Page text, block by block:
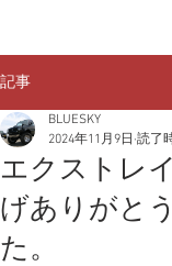
記事
エクストレ
げありがと
た。
BLUESKY
2024年11月9日 読了